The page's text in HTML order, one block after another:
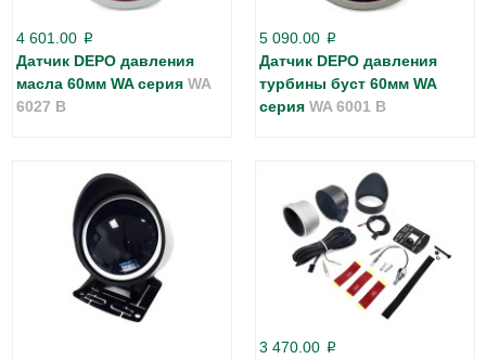
4 601.00 p
Датчик DEPO давления
масла 60мм WA серия WA
6027 B
5 090.00 p
Датчик DEPO давления
турбины буст 60мм WA
серия WA 6001 B
3 470.00 p